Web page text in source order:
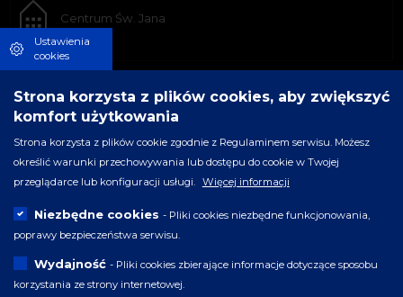
Centrum Św. Jana
Ustawienia
cookies
Strona korzysta z plików cookies, aby zwiększyć
komfort użytkowania
Strona korzysta z plików cookie zgodnie z Regulaminem serwisu. Możesz
określić warunki przechowywania lub dostępu do cookie w Twojej
przeglądarce lub konfiguracji usługi.
Więcej informacji
Niezbędne cookies - Pliki cookies niezbędne funkcjonowania,
poprawy bezpieczeństwa serwisu.
Wydajność - Pliki cookies zbierające informacje dotyczące sposobu
korzystania ze strony internetowej.